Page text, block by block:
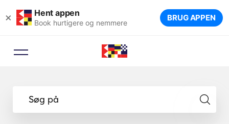
× Hent appen
Book hurtigere og nemmere BRUG APPEN
Søg på